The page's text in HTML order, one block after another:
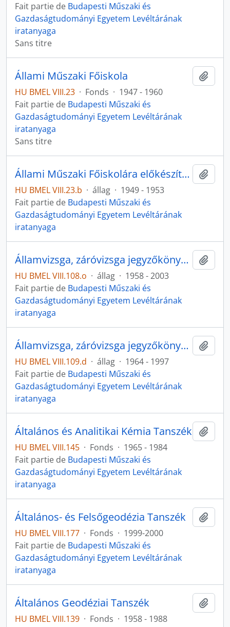
Fait partie de Budapesti Műszaki és
Gazdaságtudományi Egyetem Levéltárának
iratanyaga
Sans titre
Állami Műszaki Főiskola
HU BMEL VIII.23 · Fonds · 1947 - 1960
Fait partie de Budapesti Műszaki és
Gazdaságtudományi Egyetem Levéltárának
iratanyaga
Sans titre
Állami Műszaki Főiskolára előkészítő tanfolyam iratai
HU BMEL VIII.23.b · állag · 1949 - 1953
Fait partie de Budapesti Műszaki és
Gazdaságtudományi Egyetem Levéltárának
iratanyaga
Államvizsga, záróvizsga jegyzőkönyvek
HU BMEL VIII.108.o · állag · 1958 - 2003
Fait partie de Budapesti Műszaki és
Gazdaságtudományi Egyetem Levéltárának
iratanyaga
Államvizsga, záróvizsga jegyzőkönyvek
HU BMEL VIII.109.d · állag · 1964 - 1997
Fait partie de Budapesti Műszaki és
Gazdaságtudományi Egyetem Levéltárának
iratanyaga
Általános és Analitikai Kémia Tanszék
HU BMEL VIII.145 · Fonds · 1965 - 1984
Fait partie de Budapesti Műszaki és
Gazdaságtudományi Egyetem Levéltárának
iratanyaga
Általános- és Felsőgeodézia Tanszék
HU BMEL VIII.177 · Fonds · 1999-2000
Fait partie de Budapesti Műszaki és
Gazdaságtudományi Egyetem Levéltárának
iratanyaga
Általános Geodéziai Tanszék
HU BMEL VIII.139 · Fonds · 1958 - 1988